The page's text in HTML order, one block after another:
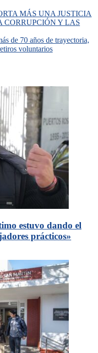
MÁS UNA JUSTICIA
CORRUPCIÓN Y LAS
de 70 años de trayectoria,
voluntarios
estuvo dando el
prácticos»